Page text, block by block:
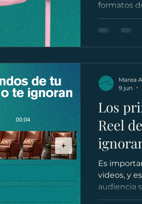
formatos
provecho .
Los
Reel
Es
videos, y
audiencia
Marea
9 jun